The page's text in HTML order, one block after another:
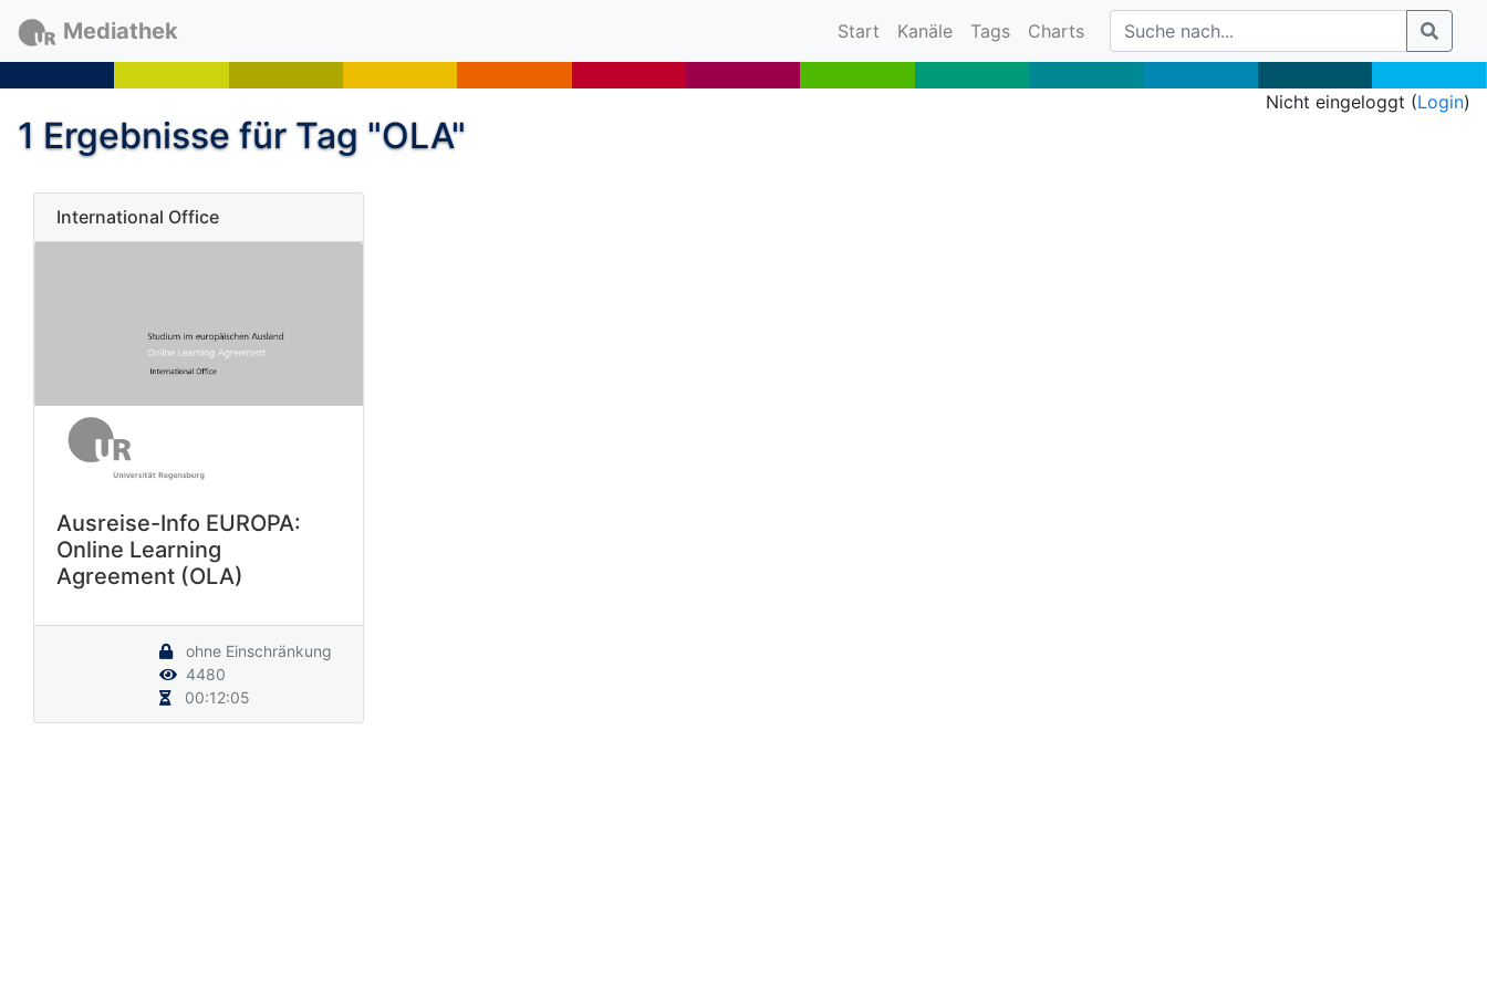
Mediathek Start (current)
Kanäle Tags Charts
Nicht eingeloggt (Login)
1 Ergebnisse für Tag "OLA"
International Office
Ausreise-Info EUROPA:
Online Learning
Agreement (OLA)
ohne Einschränkung
4480
00:12:05